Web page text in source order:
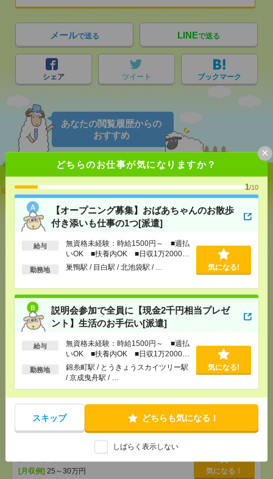
どちらのお仕事が気になりますか？
1/10
【オープニング募集】おばあちゃんのお散歩
付き添いも仕事の1つ[派遣]
給与
無資格未経験：時給1500円～ ■週払
いOK ■扶養内OK ■日収1万2000円
以上
勤務地 巣鴨駅 / 目白駅 / 北池袋駅 / … 気になる!
説明会参加で全員に【現金2千円相当プレゼ
ント】生活のお手伝い[派遣]
給与
無資格未経験：時給1500円～ ■週払
いOK ■扶養内OK ■日収1万2000円
以上
勤務地
錦糸町駅 / とうきょうスカイツリー駅
/ 京成曳舟駅 / …
気になる!
スキップ どちらも気になる！
しばらく表示しない
×
メールで送る LINEで送る
シェア ツイート ブックマーク
あなたの閲覧履歴からの
おすすめ
【オープニング募集】おばあちゃんのお散歩付き添
いも仕事の1つ[派遣]
[給 与]
無資格未経験：時給1500円～ ■週払い
OK ■扶養内OK ■日収1万2000円以上
[交通費]交通費全額支給
巣鴨駅/ 目白駅/北池袋駅 …
気になる！
説明会参加で全員に【現金2千円相当プレゼント】生
活のお手伝い[派遣]
[給 与]
無資格未経験：時給1500円～ ■週払い
OK ■扶養内OK ■日収1万2000円以上
[交通費]交通費全額支給
とうきょうスカイツリー駅
成曳舟駅/
気になる！
【週5日×7時間】1950円！けんぽ組合での適用＆給付
のお仕事！[派遣]
時給1950円 月収例 273,000円 残業代
[月収例] 25～30万円
気になる！